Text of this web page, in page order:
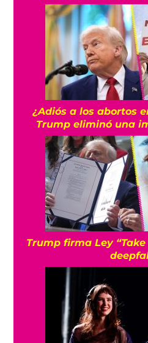
¿Adiós a los abortos
Trump eliminó una
Trump firma Ley